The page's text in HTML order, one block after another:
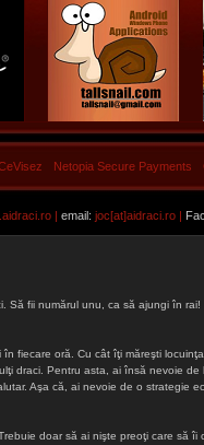
Netopia Secure Payments
| email: joc[at]aidraci.ro |
Să fii numărul unu, ca să ajungi în
fiecare oră. Cu cât îţi măreşti
draci. Pentru asta, ai însă nevoie
Aşa că, ai nevoie de o strategie
doar să ai nişte preoţi care să